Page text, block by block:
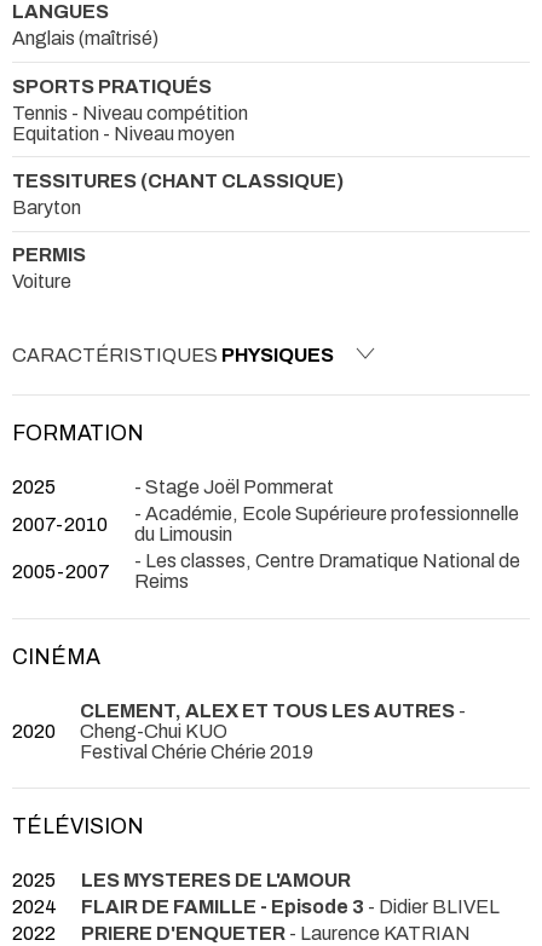
LANGUES
Anglais (maîtrisé)
SPORTS PRATIQUÉS
Tennis - Niveau compétition
Equitation - Niveau moyen
TESSITURES (CHANT CLASSIQUE)
Baryton
PERMIS
Voiture
CARACTÉRISTIQUES PHYSIQUES
FORMATION
2025
- Stage Joël Pommerat
2007-2010
- Académie, Ecole Supérieure professionnelle
du Limousin
2005-2007
- Les classes, Centre Dramatique National de
Reims
CINÉMA
2020
CLEMENT, ALEX ET TOUS LES AUTRES -
Cheng-Chui KUO
Festival Chérie Chérie 2019
TÉLÉVISION
2025
LES MYSTERES DE L'AMOUR
2024
FLAIR DE FAMILLE - Episode 3 - Didier BLIVEL
2022
PRIERE D'ENQUETER - Laurence KATRIAN